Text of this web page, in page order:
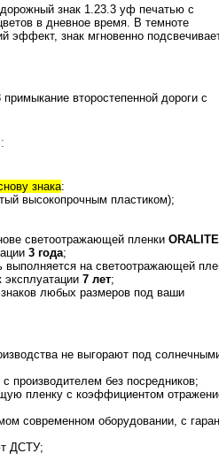
знак 1.23.3 уф печатью с
в дневное время. В темноте
эффект, знак мгновенно
примыкание второстепенной дороги с
знака:
высокопрочным пластиком);
светоотражающей пленки ORALITE
3 года;
выполняется на светоотражающей
7 лет;
любых размеров под ваши
не выгорают под
производителем без посредников;
пленку с коэффициентом
современном оборудовании, с
ДСТУ;